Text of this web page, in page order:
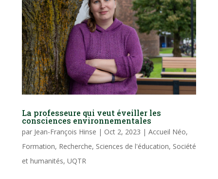
La professeure qui veut éveiller les
consciences environnementales
par Jean-François Hinse | Oct 2, 2023 | Accueil Néo,
Formation, Recherche, Sciences de l'éducation, Société
et humanités, UQTR